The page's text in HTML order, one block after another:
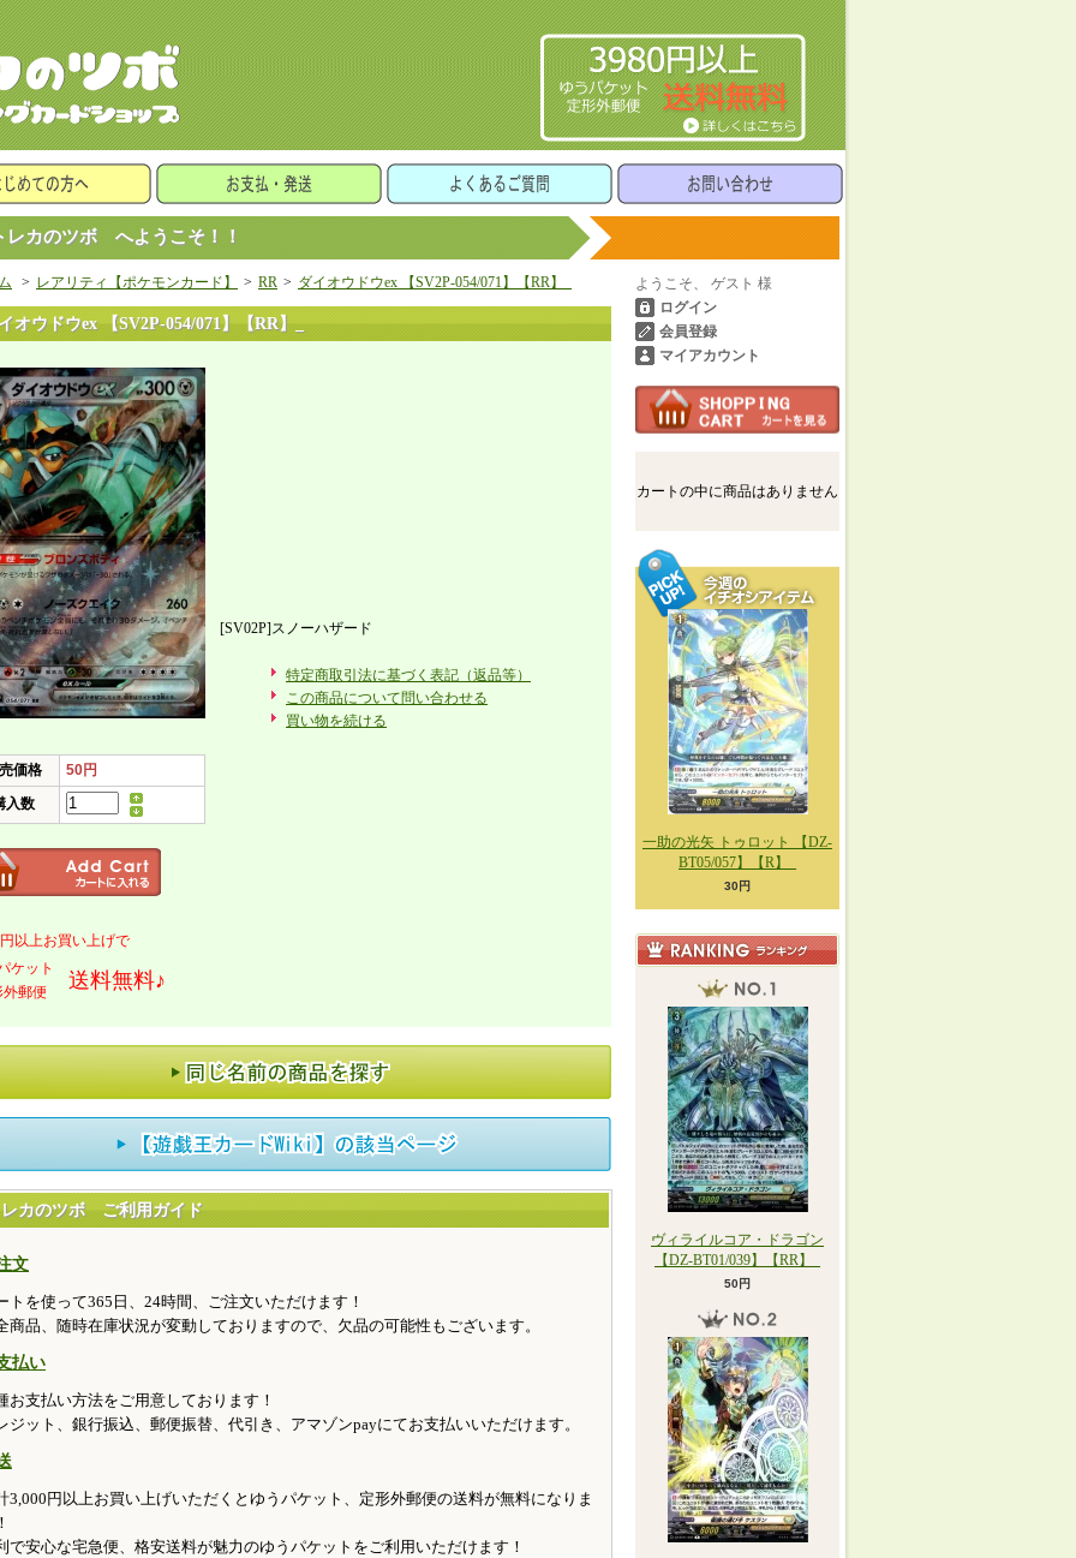
カのツボ へようこそ！！
> レアリティ【ポケモンカード】 > RR > ダイオウドウex 【SV2P-054/071】【RR】_
オウドウex 【SV2P-054/071】【RR】_
価格
50円
入数
以上お買い上げで
ケット
外郵便
送料無料♪
[SV02P]スノーハザード
特定商取引法に基づく表記（返品等）
この商品について問い合わせる
買い物を続ける
カのツボ ご利用ガイド
文
トを使って365日、24時間、ご注文いただけます！
品、随時在庫状況が変動しておりますので、欠品の可能性もございます。
払い
お支払い方法をご用意しております！
ジット、銀行振込、郵便振替、代引き、アマゾンpayにてお支払いいただけます。
3,000円以上お買い上げいただくとゆうパケット、定形外郵便の送料が無料になりま
で安心な宅急便、格安送料が魅力のゆうパケットをご利用いただけます！
ようこそ、 ゲスト 様
ログイン
会員登録
マイアカウント
カートの中に商品はありません
一助の光矢 トゥロット 【DZ-
BT05/057】【R】_
30円
ヴィライルコア・ドラゴン
【DZ-BT01/039】【RR】_
50円